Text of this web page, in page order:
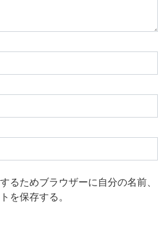
るためブラウザーに自分の名前、
を保存する。